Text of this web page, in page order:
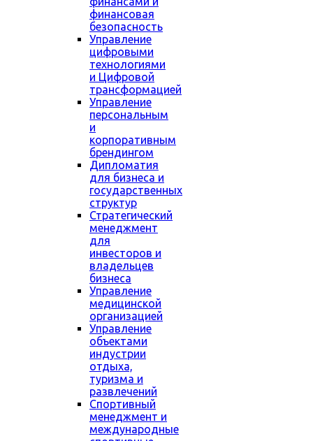
финансовая
безопасность
Управление
цифровыми
технологиями
и Цифровой
трансформацией
Управление
персональным
и
корпоративным
брендингом
Дипломатия
для бизнеса и
государственных
структур
Стратегический
менеджмент
для
инвесторов и
владельцев
бизнеса
Управление
медицинской
организацией
Управление
объектами
индустрии
отдыха,
туризма и
развлечений
Спортивный
менеджмент и
международные